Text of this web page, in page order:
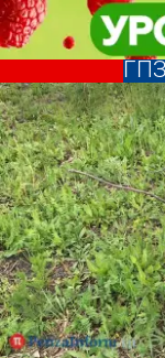
В
Общество В
Общество
теме
валют